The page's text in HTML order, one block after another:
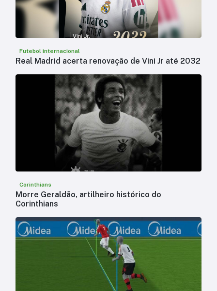
Futebol internacional
Real Madrid acerta renovação de Vini Jr até 2032
Corinthians
Morre Geraldão, artilheiro histórico do
Corinthians